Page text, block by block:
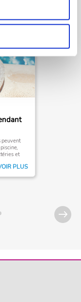
peuvent
et
PLUS